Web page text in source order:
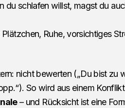
du schlafen willst, magst du
Plätzchen, Ruhe, vorsichtiges
nicht bewerten („Du bist zu
So wird aus einem
– und Rücksicht ist eine